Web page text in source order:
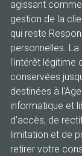
agissant
gestion de la
qui reste
personnelles.
l'intérêt légitime
conservées
destinées à
informatique et
d’accès, de
limitation et de
retirer votre